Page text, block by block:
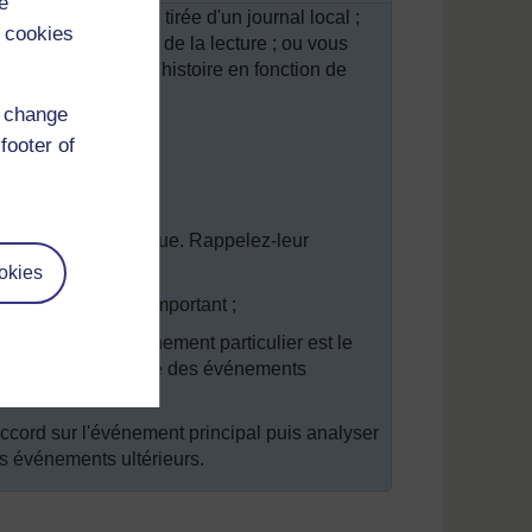
of
d'une histoire tirée d'un journal local ;
des notes lors de la lecture ; ou vous
Choisissez l'histoire en fonction de
frise chronologique. Rappelez-leur
semble le plus important ;
que cet événement particulier est le
a-t-il entraîné des événements
sur l'événement principal puis analyser
événements ultérieurs.